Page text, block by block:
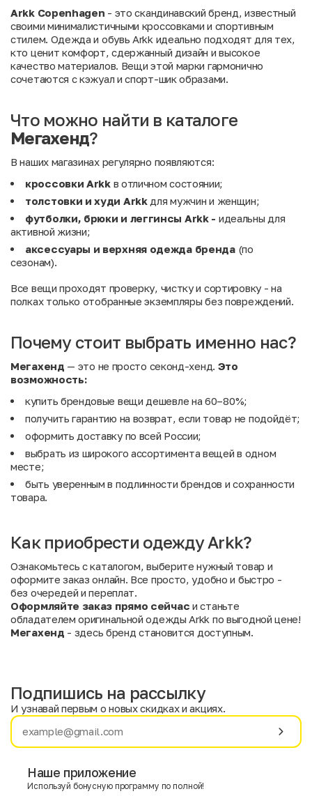
Arkk Copenhagen - это скандинавский бренд, известный
своими минималистичными кроссовками и спортивным
стилем. Одежда и обувь Arkk идеально подходят для тех,
кто ценит комфорт, сдержанный дизайн и высокое
качество материалов. Вещи этой марки гармонично
сочетаются с кэжуал и спорт-шик образами.
Что можно найти в каталоге
Мегахенд?
В наших магазинах регулярно появляются:
кроссовки Arkk в отличном состоянии;
толстовки и худи Arkkдля мужчин и женщин;
футболки, брюки и леггинсы Arkk - идеальны для
активной жизни;
аксессуары и верхняя одежда бренда(по
сезонам).
Все вещи проходят проверку, чистку и сортировку - на
полках только отобранные экземпляры без повреждений.
Почему стоит выбрать именно нас?
Мегахенд — это не просто секонд-хенд. Это
возможность:
купить брендовые вещи дешевле на 60–80%;
получить гарантию на возврат, если товар не подойдёт;
оформить доставку по всей России;
выбрать из широкого ассортимента вещей в одном
месте;
быть уверенным в подлинности брендов и сохранности
товара.
Как приобрести одежду Arkk?
Ознакомьтесь с каталогом, выберите нужный товар и
оформите заказ онлайн. Все просто, удобно и быстро -
без очередей и переплат.
Оформляйте заказ прямо сейчас и станьте
обладателем оригинальной одежды Arkk по выгодной цене!
Мегахенд - здесь бренд становится доступным.
Имя
E-mail
Подпишись на рассылку
И узнавай первым о новых скидках и акциях.
Наше приложение
Используй бонусную программу по полной!